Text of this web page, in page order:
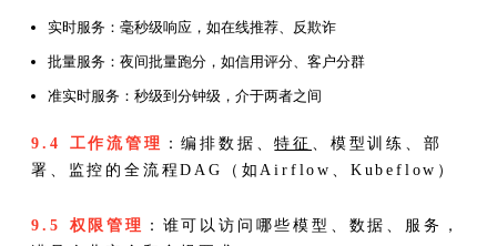
实时服务：毫秒级响应，如在线推荐、反欺诈
批量服务：夜间批量跑分，如信用评分、客户分群
准实时服务：秒级到分钟级，介于两者之间
9.4 工作流管理 ：编排数据、特征 、模型训练、部
署、监控的全流程DAG（如Airflow、Kubeflow）
9.5 权限管理 ：谁可以访问哪些模型、数据、服务，